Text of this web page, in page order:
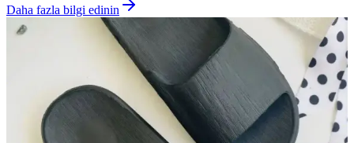
Daha fazla bilgi edinin